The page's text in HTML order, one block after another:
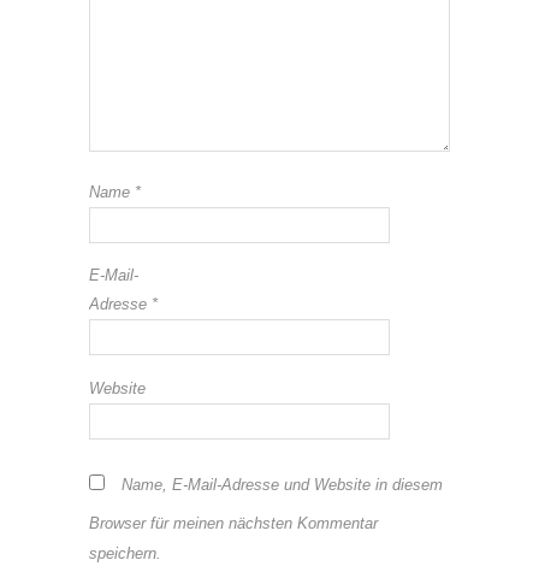
Name *
E-Mail-
Adresse *
Website
Name, E-Mail-Adresse und Website in diesem
Browser für meinen nächsten Kommentar
speichern.